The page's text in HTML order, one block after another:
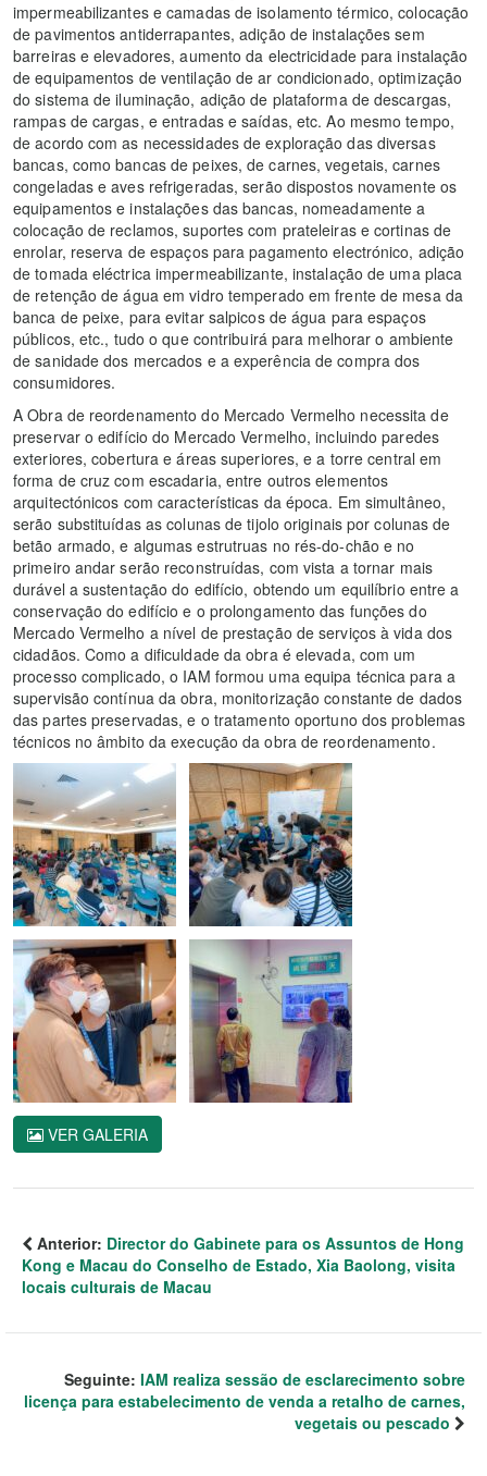
impermeabilizantes e camadas de isolamento térmico, colocação
de pavimentos antiderrapantes, adição de instalações sem
barreiras e elevadores, aumento da electricidade para instalação
de equipamentos de ventilação de ar condicionado, optimização
do sistema de iluminação, adição de plataforma de descargas,
rampas de cargas, e entradas e saídas, etc. Ao mesmo tempo,
de acordo com as necessidades de exploração das diversas
bancas, como bancas de peixes, de carnes, vegetais, carnes
congeladas e aves refrigeradas, serão dispostos novamente os
equipamentos e instalações das bancas, nomeadamente a
colocação de reclamos, suportes com prateleiras e cortinas de
enrolar, reserva de espaços para pagamento electrónico, adição
de tomada eléctrica impermeabilizante, instalação de uma placa
de retenção de água em vidro temperado em frente de mesa da
banca de peixe, para evitar salpicos de água para espaços
públicos, etc., tudo o que contribuirá para melhorar o ambiente
de sanidade dos mercados e a experência de compra dos
consumidores.
A Obra de reordenamento do Mercado Vermelho necessita de
preservar o edifício do Mercado Vermelho, incluindo paredes
exteriores, cobertura e áreas superiores, e a torre central em
forma de cruz com escadaria, entre outros elementos
arquitectónicos com características da época. Em simultâneo,
serão substituídas as colunas de tijolo originais por colunas de
betão armado, e algumas estrutruas no rés-do-chão e no
primeiro andar serão reconstruídas, com vista a tornar mais
durável a sustentação do edifício, obtendo um equilíbrio entre a
conservação do edifício e o prolongamento das funções do
Mercado Vermelho a nível de prestação de serviços à vida dos
cidadãos. Como a dificuldade da obra é elevada, com um
processo complicado, o IAM formou uma equipa técnica para a
supervisão contínua da obra, monitorização constante de dados
das partes preservadas, e o tratamento oportuno dos problemas
técnicos no âmbito da execução da obra de reordenamento.
VER GALERIA
Anterior: Director do Gabinete para os Assuntos de Hong
Kong e Macau do Conselho de Estado, Xia Baolong, visita
locais culturais de Macau
Seguinte: IAM realiza sessão de esclarecimento sobre
licença para estabelecimento de venda a retalho de carnes,
vegetais ou pescado